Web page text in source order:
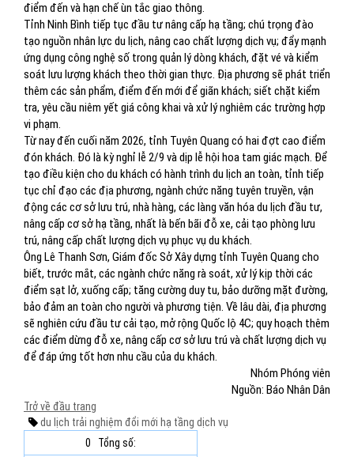
điểm đến và hạn chế ùn tắc giao thông.
Tỉnh Ninh Bình tiếp tục đầu tư nâng cấp hạ tầng; chú trọng đào
tạo nguồn nhân lực du lịch, nâng cao chất lượng dịch vụ; đẩy mạnh
ứng dụng công nghệ số trong quản lý dòng khách, đặt vé và kiểm
soát lưu lượng khách theo thời gian thực. Địa phương sẽ phát triển
thêm các sản phẩm, điểm đến mới để giãn khách; siết chặt kiểm
tra, yêu cầu niêm yết giá công khai và xử lý nghiêm các trường hợp
vi phạm.
Từ nay đến cuối năm 2026, tỉnh Tuyên Quang có hai đợt cao điểm
đón khách. Đó là kỳ nghỉ lễ 2/9 và dịp lễ hội hoa tam giác mạch. Để
tạo điều kiện cho du khách có hành trình du lịch an toàn, tỉnh tiếp
tục chỉ đạo các địa phương, ngành chức năng tuyên truyền, vận
động các cơ sở lưu trú, nhà hàng, các làng văn hóa du lịch đầu tư,
nâng cấp cơ sở hạ tầng, nhất là bến bãi đỗ xe, cải tạo phòng lưu
trú, nâng cấp chất lượng dịch vụ phục vụ du khách.
Ông Lê Thanh Sơn, Giám đốc Sở Xây dựng tỉnh Tuyên Quang cho
biết, trước mắt, các ngành chức năng rà soát, xử lý kịp thời các
điểm sạt lở, xuống cấp; tăng cường duy tu, bảo dưỡng mặt đường,
bảo đảm an toàn cho người và phương tiện. Về lâu dài, địa phương
sẽ nghiên cứu đầu tư cải tạo, mở rộng Quốc lộ 4C; quy hoạch thêm
các điểm dừng đỗ xe, nâng cấp cơ sở lưu trú và chất lượng dịch vụ
để đáp ứng tốt hơn nhu cầu của du khách.
Nhóm Phóng viên
Nguồn: Báo Nhân Dân
Trở về đầu trang
du lịch trải nghiệm đổi mới hạ tầng dịch vụ
0
Tổng số: